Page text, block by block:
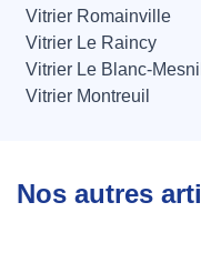
Vitrier Romainville
Vitrier Le Raincy
Vitrier Le Blanc-Mesnil
Vitrier Montreuil
Nos autres